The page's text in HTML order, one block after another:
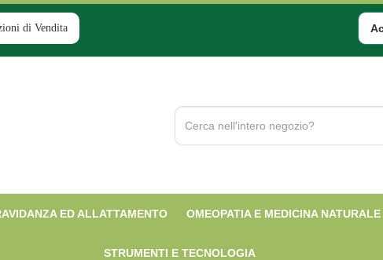
di Vendita
Cerca
Prodotto
ED ALLATTAMENTO OMEOPATIA E MEDICINA NATURALE
STRUMENTI E TECNOLOGIA